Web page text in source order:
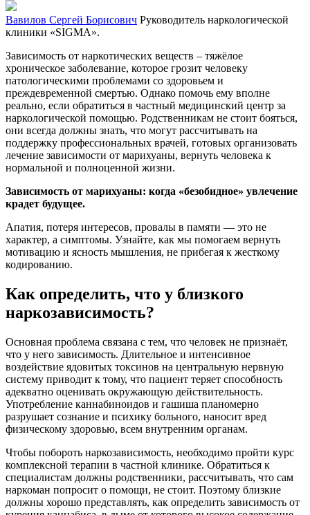
Вавилов Сергей Борисович Руководитель наркологической
клиники «SIGMA».
Зависимость от наркотических веществ – тяжёлое
хроническое заболевание, которое грозит человеку
патологическими проблемами со здоровьем и
преждевременной смертью. Однако помочь ему вполне
реально, если обратиться в частный медицинский центр за
наркологической помощью. Родственникам не стоит бояться,
они всегда должны знать, что могут рассчитывать на
поддержку профессиональных врачей, готовых организовать
лечение зависимости от марихуаны, вернуть человека к
нормальной и полноценной жизни.
Зависимость от марихуаны: когда «безобидное» увлечение
крадет будущее.
Апатия, потеря интересов, провалы в памяти — это не
характер, а симптомы. Узнайте, как мы помогаем вернуть
мотивацию и ясность мышления, не прибегая к жесткому
кодированию.
Как определить, что у близкого
наркозависимость?
Основная проблема связана с тем, что человек не признаёт,
что у него зависимость. Длительное и интенсивное
воздействие ядовитых токсинов на центральную нервную
систему приводит к тому, что пациент теряет способность
адекватно оценивать окружающую действительность.
Употребление каннабиноидов и гашиша планомерно
разрушает сознание и психику больного, наносит вред
физическому здоровью, всем внутренним органам.
Чтобы побороть наркозависимость, необходимо пройти курс
комплексной терапии в частной клинике. Обратиться к
специалистам должны родственники, рассчитывать, что сам
наркоман попросит о помощи, не стоит. Поэтому близкие
должны хорошо представлять, как определить зависимость от